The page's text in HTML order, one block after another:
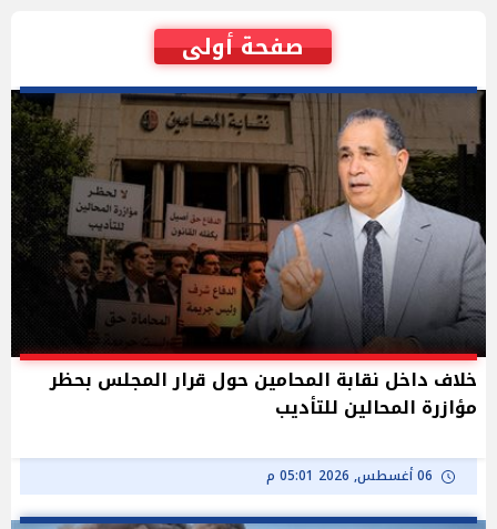
صفحة أولى
خلاف داخل نقابة المحامين حول قرار المجلس بحظر
مؤازرة المحالين للتأديب
06 أغسطس, 2026 05:01 م